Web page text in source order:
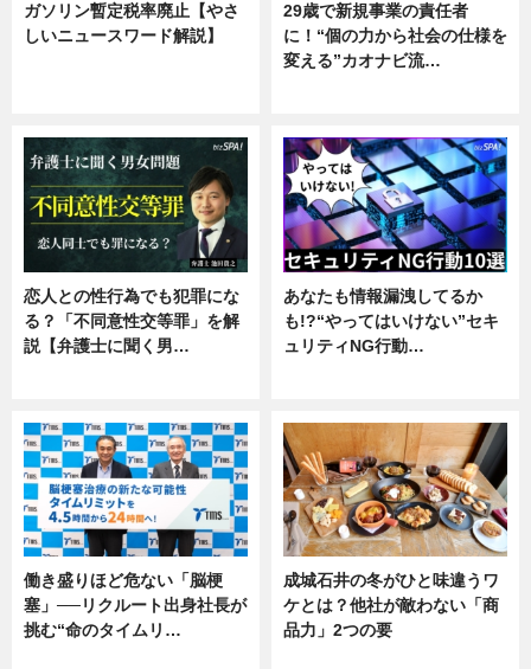
ガソリン暫定税率廃止【やさ
しいニュースワード解説】
29歳で新規事業の責任者
に！“個の力から社会の仕様を
変える”カオナビ流…
恋人との性行為でも犯罪にな
る？「不同意性交等罪」を解
説【弁護士に聞く男…
あなたも情報漏洩してるか
も!?“やってはいけない”セキ
ュリティNG行動…
働き盛りほど危ない「脳梗
塞」──リクルート出身社長が
挑む“命のタイムリ…
成城石井の冬がひと味違うワ
ケとは？他社が敵わない「商
品力」2つの要